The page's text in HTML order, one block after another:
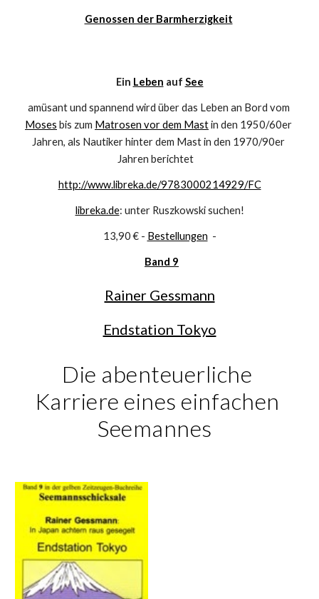
Genossen der Barmherzigkeit
Ein Leben auf See
Moses bis zum Matrosen vor dem Mast in den 1950/60er
Jahren, als Nautiker hinter dem Mast in den 1970/90er
Jahren berichtet
http://www.libreka.de/9783000214929/FC
libreka.de: unter Ruszkowski suchen!
13,90 € - Bestellungen
  -
Band 9
Rainer Gessmann
Endstation Tokyo
Die abenteuerliche
Karriere eines einfachen
Seemannes